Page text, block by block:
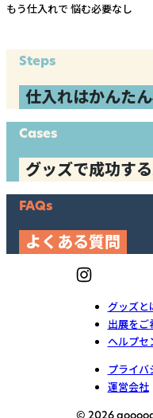
もう仕入れで 悩む必要なし
Steps
仕入れはかんた
Cases
グッズで成功す
FAQs
よくある質問
グッズと
出展をご
ヘルプセ
プライバ
運営会社